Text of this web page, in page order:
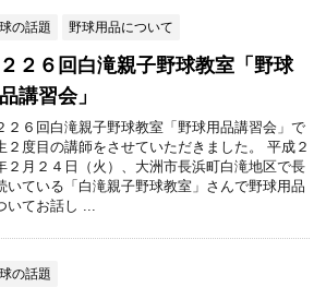
の話題 野球用品について
２６回白滝親子野球教室「野球
講習会」
２６回白滝親子野球教室「野球用品講習会」で
２度目の講師をさせていただきました。 平成２
２月２４日（火）、大洲市長浜町白滝地区で長
いている「白滝親子野球教室」さんで野球用品
いてお話し ...
の話題